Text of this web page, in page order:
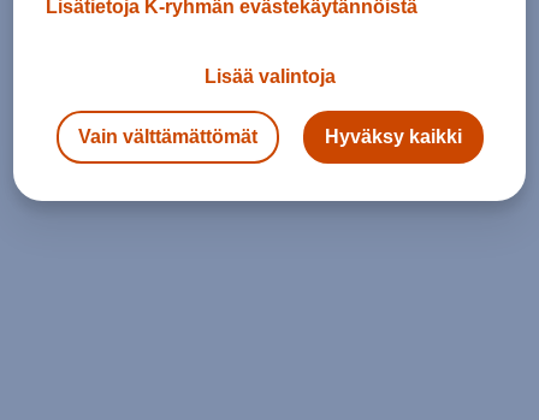
Lisätietoja K-ryhmän evästekäytännöistä
Lisää valintoja
Vain välttämättömät Hyväksy kaikki